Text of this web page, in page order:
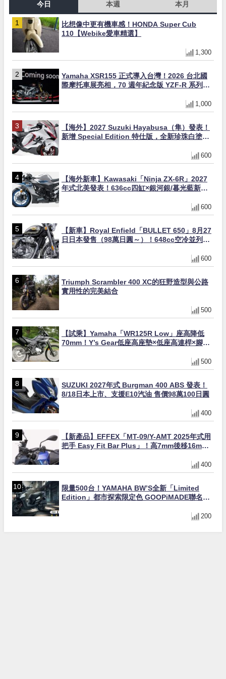
今日 本週 本月
比想像中更有機車感！HONDA Super Cub
110【Webike愛車精選】
1,300
Yamaha XSR155 正式導入台灣！2026 台北國
際摩托車展亮相，70 週年紀念版 YZF-R 系列限
1,000
【海外】2027 Suzuki Hayabusa（隼）發表！
新增 Special Edition 特仕版，全新珍珠白塗裝
600
【海外新車】Kawasaki「Ninja ZX-6R」2027
年式北美發表！636cc四缸×銀河銀/暮光藍新色
600
【新車】Royal Enfield「BULLET 650」8月27
日日本發售（98萬日圓～）！648cc空冷並列雙
600
Triumph Scrambler 400 XC的狂野造型與公路
實用性的完美結合
500
【試乘】Yamaha「WR125R Low」座高降低
70mm！Y’s Gear低座高座墊×低座高連桿×腳踏
500
SUZUKI 2027年式 Burgman 400 ABS 發表！
8/18日本上市、支援E10汽油 售價98萬100日圓
400
【新產品】EFFEX「MT-09/Y-AMT 2025年式用
把手 Easy Fit Bar Plus」！高7mm後移16mm
400
限量500台！YAMAHA BW’S全新「Limited
Edition」都市探索限定色 GOOPiMADE聯名包
200